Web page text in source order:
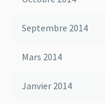
Septembre 2014
Mars 2014
Janvier 2014